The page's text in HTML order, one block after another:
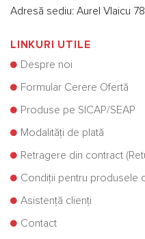
Adresă sediu: Aurel Vlaicu
LINKURI UTILE
Despre noi
Formular Cerere Ofertă
Produse pe SICAP/SEAP
Modalități de plată
Retragere din contract
Condiții pentru produsele
Asistență clienți
Contact